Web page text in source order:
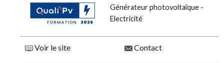
Générateur photovoltaïque -
Electricité
Voir le site Contact